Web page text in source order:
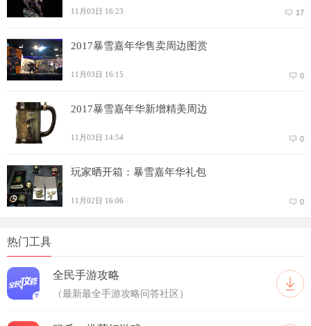
11月03日 16:23 17
2017暴雪嘉年华售卖周边图赏
11月03日 16:15 0
2017暴雪嘉年华新增精美周边
11月03日 14:54 0
玩家晒开箱：暴雪嘉年华礼包
11月02日 16:06 0
热门工具
（最新最全手游攻略问答社区）